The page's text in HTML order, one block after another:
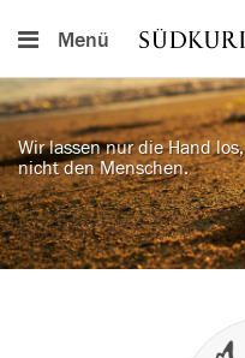
Menü
Wir lassen nur die Hand los,
nicht den Menschen.